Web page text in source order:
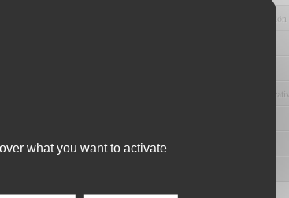
que cumplan
en Medline,
Gestión de Ayudas y Oportunidad de Financiación
Asesoramiento y Gestión Económica-Administrativa
Comunicación y Promoción de la Investigación
what you want to activate